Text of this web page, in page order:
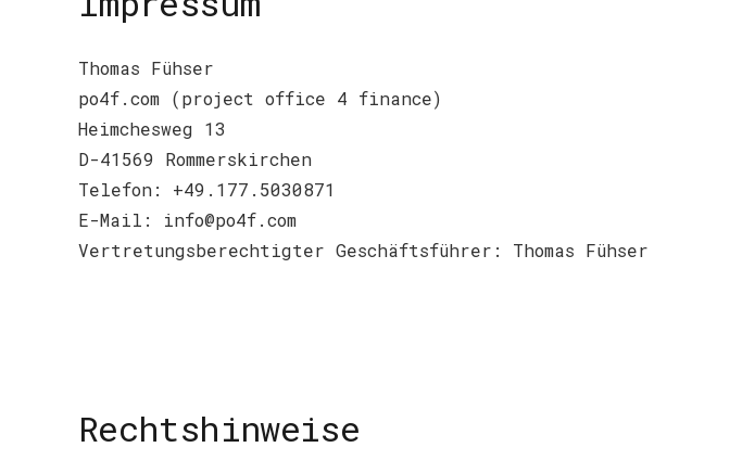
Thomas Fühser
po4f.com (project office 4 finance)
Heimchesweg 13
D-41569 Rommerskirchen
Telefon: +49.177.5030871
E-Mail: info@po4f.com
Vertretungsberechtigter Geschäftsführer: Thomas Fühser
Rechtshinweise